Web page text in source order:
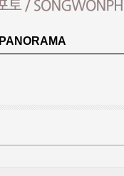
PANORAMA